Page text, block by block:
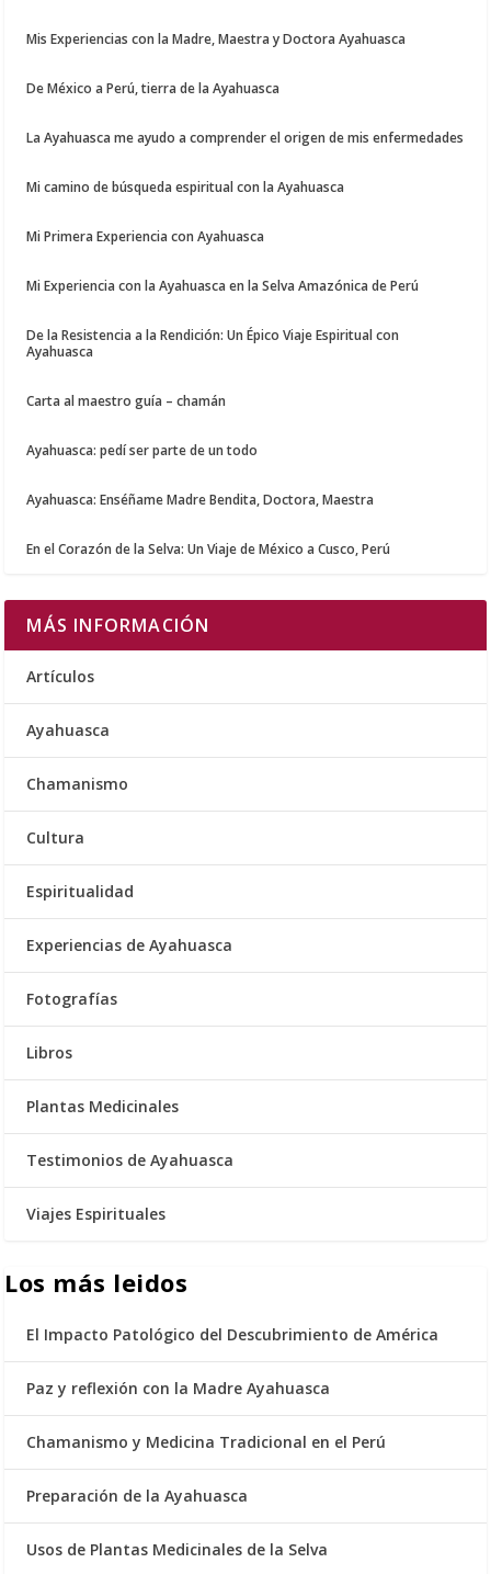
Mis Experiencias con la Madre, Maestra y Doctora Ayahuasca
De México a Perú, tierra de la Ayahuasca
La Ayahuasca me ayudo a comprender el origen de mis enfermedades
Mi camino de búsqueda espiritual con la Ayahuasca
Mi Primera Experiencia con Ayahuasca
Mi Experiencia con la Ayahuasca en la Selva Amazónica de Perú
De la Resistencia a la Rendición: Un Épico Viaje Espiritual con
Ayahuasca
Carta al maestro guía – chamán
Ayahuasca: pedí ser parte de un todo
Ayahuasca: Enséñame Madre Bendita, Doctora, Maestra
En el Corazón de la Selva: Un Viaje de México a Cusco, Perú
MÁS INFORMACIÓN
Artículos
Ayahuasca
Chamanismo
Cultura
Espiritualidad
Experiencias de Ayahuasca
Fotografías
Libros
Plantas Medicinales
Testimonios de Ayahuasca
Viajes Espirituales
Los más leidos
El Impacto Patológico del Descubrimiento de América
Paz y reflexión con la Madre Ayahuasca
Chamanismo y Medicina Tradicional en el Perú
Preparación de la Ayahuasca
Usos de Plantas Medicinales de la Selva